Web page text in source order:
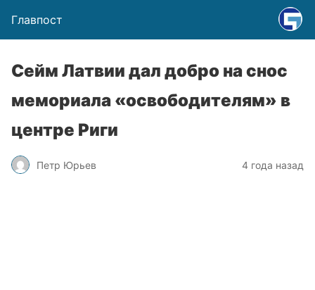
Главпост
Сейм Латвии дал добро на снос
мемориала «освободителям» в
центре Риги
Петр Юрьев 4 года назад